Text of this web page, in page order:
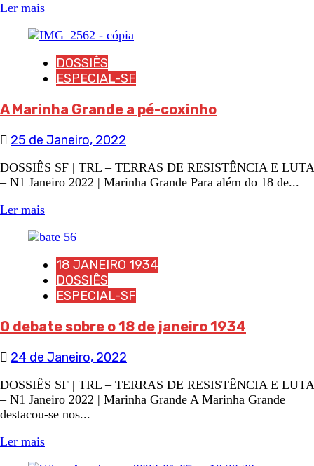
Ler mais
DOSSIÊS
ESPECIAL-SF
A Marinha Grande a pé-coxinho
25 de Janeiro, 2022
DOSSIÊS SF | TRL – TERRAS DE RESISTÊNCIA E LUTA
– N1 Janeiro 2022 | Marinha Grande Para além do 18 de...
Ler mais
18 JANEIRO 1934
DOSSIÊS
ESPECIAL-SF
O debate sobre o 18 de janeiro 1934
24 de Janeiro, 2022
DOSSIÊS SF | TRL – TERRAS DE RESISTÊNCIA E LUTA
– N1 Janeiro 2022 | Marinha Grande A Marinha Grande
destacou-se nos...
Ler mais